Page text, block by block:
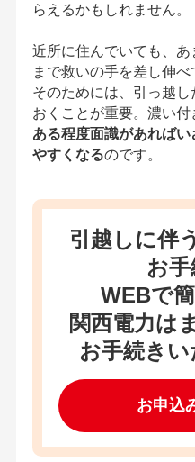
らえるかもしれません。
近所に住んでいても、
まで救いの手を差し伸べ
そのためには、引っ越
おくことが重要。濃い付
ある程度面識があれば
やすくなるのです。
引越しに伴
お
WEBで
関西電力は
お手続きい
お申込